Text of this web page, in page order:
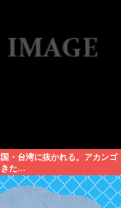
・台湾に抜かれる。アカンゴ
きた…